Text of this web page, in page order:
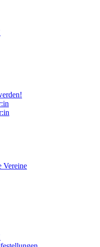
Vereine